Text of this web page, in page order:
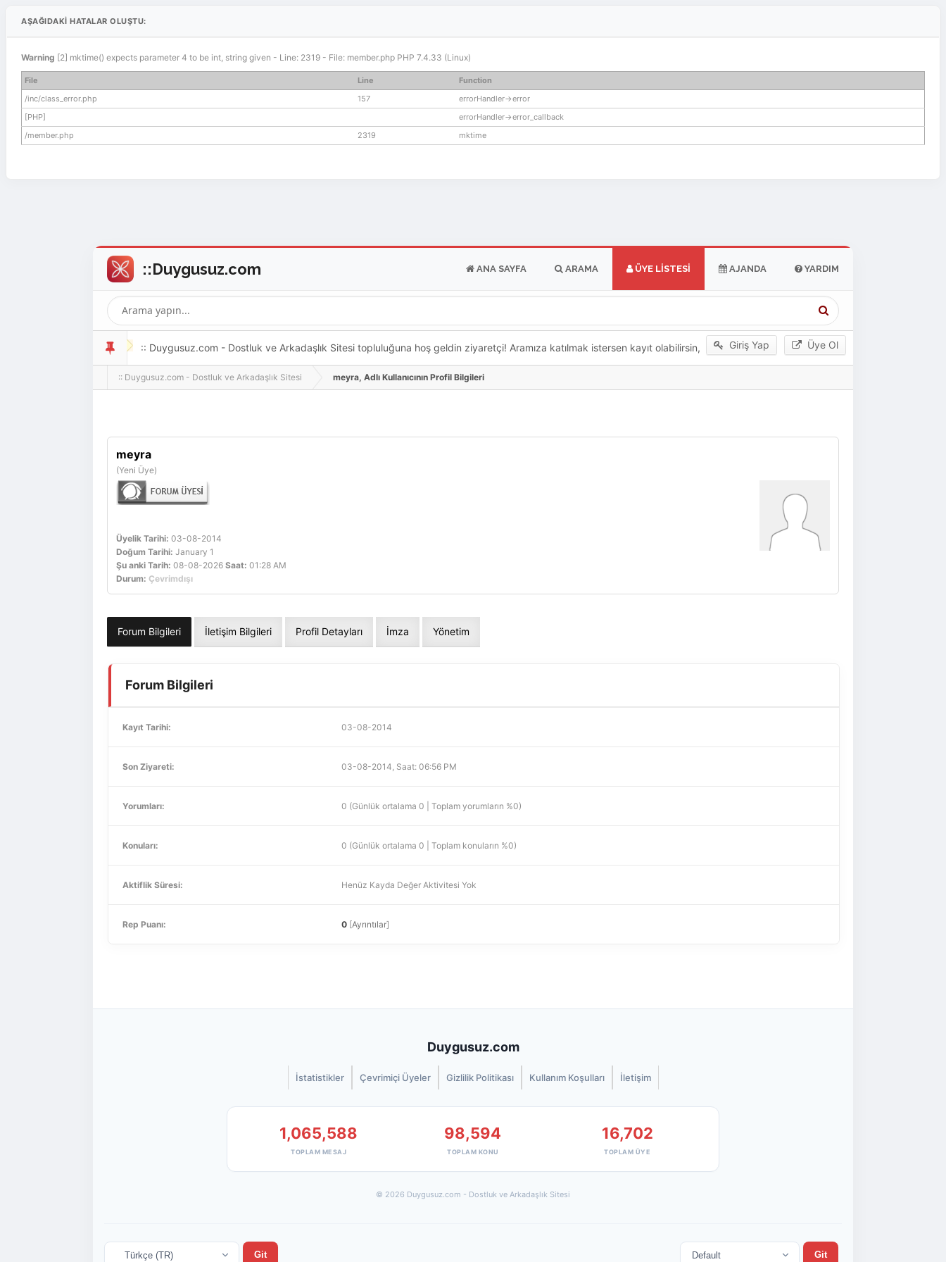
AŞAĞIDAKI HATALAR OLUŞTU:
Warning [2] mktime() expects parameter 4 to be int, string given - Line: 2319 - File: member.php PHP 7.4.33 (Linux)
File Line
Function
/inc/class_error.php
157
errorHandler->error
[PHP]
errorHandler->error_callback
/member.php
2319 mktime
ANA SAYFA ARAMA ÜYE LISTESI AJANDA YARDIM
Giriş Yap Üye Ol
:: Duygusuz.com - Dostluk ve Arkadaşlık Sitesi topluluğuna hoş geldin ziyaretçi! Aramıza katılmak istersen kayıt olabilirsin,
oldukça kolay ve zahmetsizdir.
:: Duygusuz.com - Dostluk ve Arkadaşlık Sitesi meyra, Adlı Kullanıcının Profil Bilgileri
meyra
(Yeni Üye)
Üyelik Tarihi: 03-08-2014
Doğum Tarihi: January 1
Şu anki Tarih: 08-08-2026 Saat: 01:28 AM
Durum: Çevrimdışı
Forum Bilgileri İletişim Bilgileri Profil Detayları İmza Yönetim
Forum Bilgileri
Kayıt Tarihi: 03-08-2014
Son Ziyareti: 03-08-2014, Saat: 06:56 PM
Yorumları: 0 (Günlük ortalama 0 | Toplam yorumların %0)
Konuları: 0 (Günlük ortalama 0 | Toplam konuların %0)
Aktiflik Süresi: Henüz Kayda Değer Aktivitesi Yok
Rep Puanı: 0 [Ayrıntılar]
Duygusuz.com
İstatistikler Çevrimiçi Üyeler Gizlilik Politikası Kullanım Koşulları İletişim
1,065,588
TOPLAM MESAJ
98,594
TOPLAM KONU
16,702
TOPLAM ÜYE
© 2026 Duygusuz.com - Dostluk ve Arkadaşlık Sitesi